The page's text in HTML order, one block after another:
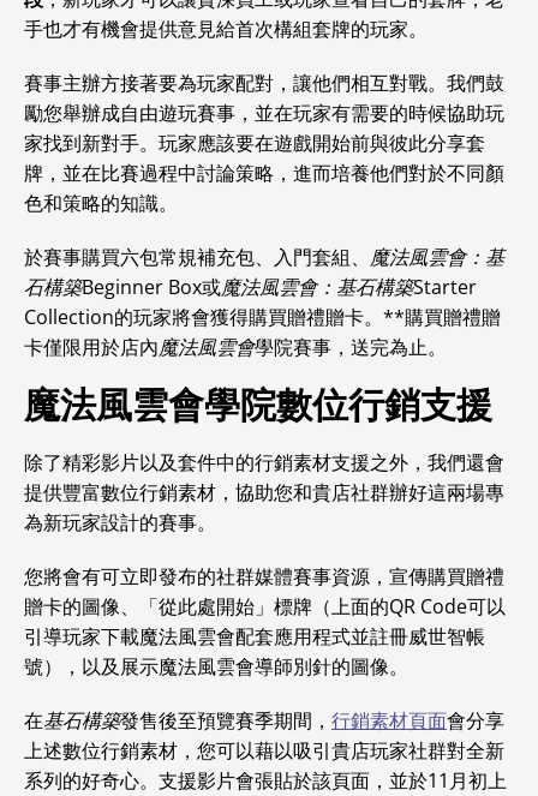
手也才有機會提供意見給首次構組套牌的玩家。
賽事主辦方接著要為玩家配對，讓他們相互對戰。我們鼓
勵您舉辦成自由遊玩賽事，並在玩家有需要的時候協助玩
家找到新對手。玩家應該要在遊戲開始前與彼此分享套
牌，並在比賽過程中討論策略，進而培養他們對於不同顏
色和策略的知識。
於賽事購買六包常規補充包、入門套組、 魔法風雲會：基
石構築Beginner Box或魔法風雲會：基石構築Starter
Collection的玩家將會獲得購買贈禮贈卡。**購買贈禮贈
卡僅限用於店內魔法風雲會學院賽事，送完為止。
魔法風雲會學院數位行銷支援
除了精彩影片以及套件中的行銷素材支援之外，我們還會
提供豐富數位行銷素材，協助您和貴店社群辦好這兩場專
為新玩家設計的賽事。
您將會有可立即發布的社群媒體賽事資源，宣傳購買贈禮
贈卡的圖像、「從此處開始」標牌（上面的QR Code可以
引導玩家下載魔法風雲會配套應用程式並註冊威世智帳
號），以及展示魔法風雲會導師別針的圖像。
在基石構築發售後至預覽賽季期間， 行銷素材頁面會分享
上述數位行銷素材，您可以藉以吸引貴店玩家社群對全新
系列的好奇心。支援影片會張貼於該頁面，並於11月初上